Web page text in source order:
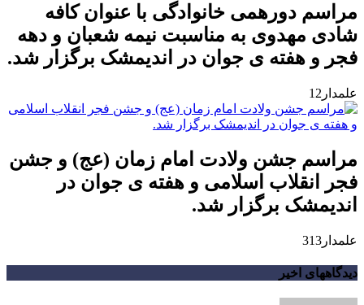
مراسم دورهمی خانوادگی با عنوان کافه
شادی مهدوی به مناسبت نیمه شعبان و دهه
فجر و هفته ی جوان در اندیمشک برگزار شد.
علمدار12
مراسم جشن ولادت امام زمان (عج) و جشن
فجر انقلاب اسلامی و هفته ی جوان در
اندیمشک برگزار شد.
علمدار313
دیدگاههای اخیر